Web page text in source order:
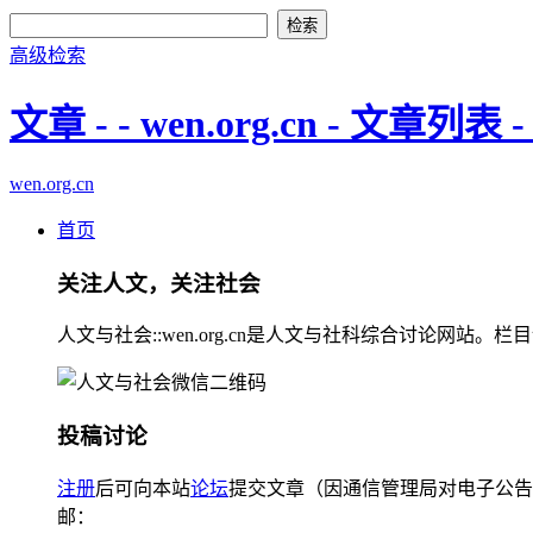
高级检索
文章 - - wen.org.cn - 文章列表
wen.org.cn
首页
关注人文，关注社会
人文与社会::wen.org.cn是人文与社科综合讨论网站。
投稿讨论
注册后可向本站论坛提交文章（因通信管理局对电子公
邮：